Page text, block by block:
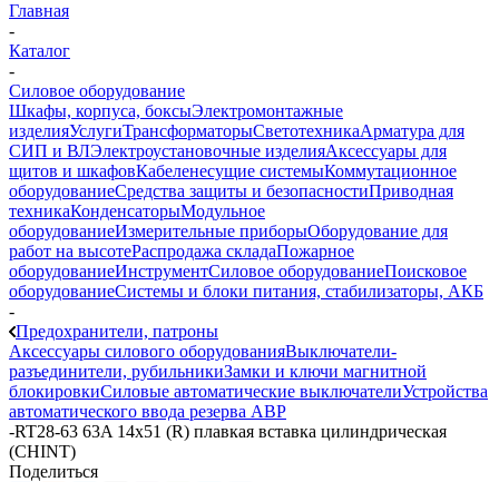
Главная
-
Каталог
-
Силовое оборудование
Шкафы, корпуса, боксыЭлектромонтажные
изделияУслугиТрансформаторыСветотехникаАрматура для
СИП и ВЛЭлектроустановочные изделияАксессуары для
щитов и шкафовКабеленесущие системыКоммутационное
оборудованиеСредства защиты и безопасностиПриводная
техникаКонденсаторыМодульное
оборудованиеИзмерительные приборыОборудование для
работ на высотеРаспродажа складаПожарное
оборудованиеИнструментСиловое оборудованиеПоисковое
оборудованиеСистемы и блоки питания, стабилизаторы, АКБ
-
Предохранители, патроны
Аксессуары силового оборудованияВыключатели-
разъединители, рубильникиЗамки и ключи магнитной
блокировкиСиловые автоматические выключателиУстройства
автоматического ввода резерва АВР
-RT28-63 63A 14х51 (R) плавкая вставка цилиндрическая
(CHINT)
Поделиться